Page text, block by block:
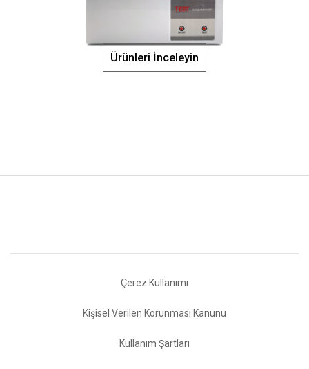
Ürünleri İnceleyin
Çerez Kullanımı
Kişisel Verilen Korunması Kanunu
Kullanım Şartları